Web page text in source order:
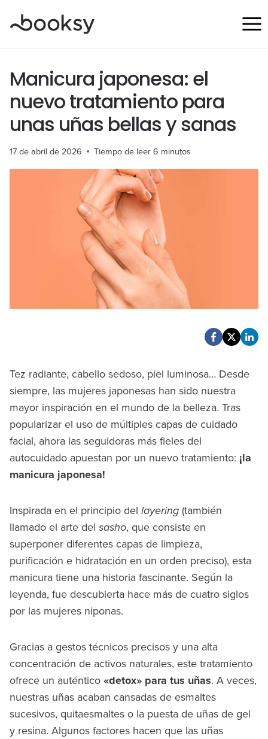
Manicura japonesa: el
nuevo tratamiento para
unas uñas bellas y sanas
17 de abril de 2026 Tiempo de leer6 minutos
Tez radiante, cabello sedoso, piel luminosa… Desde
siempre, las mujeres japonesas han sido nuestra
mayor inspiración en el mundo de la belleza. Tras
popularizar el uso de múltiples capas de cuidado
facial, ahora las seguidoras más fieles del
autocuidado apuestan por un nuevo tratamiento: ¡la
manicura japonesa!
Inspirada en el principio del layering (también
llamado el arte del sasho, que consiste en
superponer diferentes capas de limpieza,
purificación e hidratación en un orden preciso), esta
manicura tiene una historia fascinante. Según la
leyenda, fue descubierta hace más de cuatro siglos
por las mujeres niponas.
Gracias a gestos técnicos precisos y una alta
concentración de activos naturales, este tratamiento
ofrece un auténtico «detox» para tus uñas. A veces,
nuestras uñas acaban cansadas de esmaltes
sucesivos, quitaesmaltes o la puesta de uñas de gel
y resina. Algunos factores hacen que las uñas